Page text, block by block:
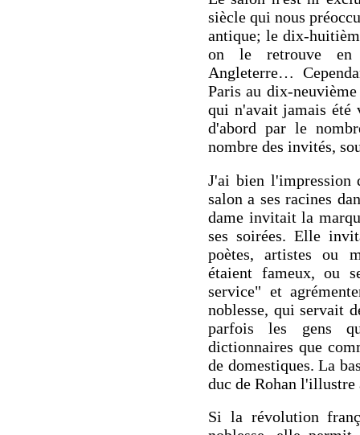
siècle qui nous
antique; le dix-
on le retrouve en
Angleterre…
Paris au dix-
qui n'avait jamais été
d'abord par le
nombre des invités,
J'ai bien l'impression
salon a ses racines
dame invitait la
ses soirées. Elle
poètes, artistes ou
étaient fameux, ou
service" et
noblesse, qui servait
parfois les gens
dictionnaires que
de domestiques. La
duc de Rohan l'illustre
Si la révolution